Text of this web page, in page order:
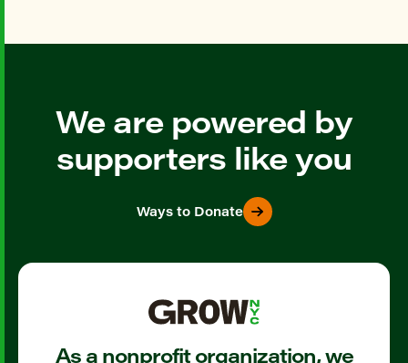
We are powered by
supporters like you
Ways to Donate
As a nonprofit organization, we